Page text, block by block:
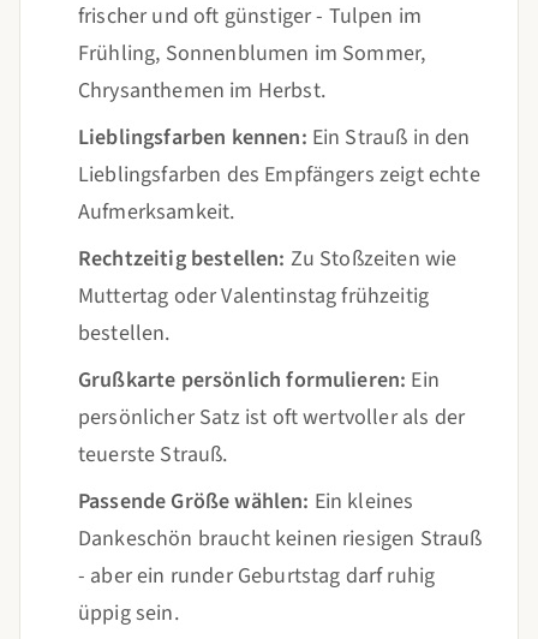
frischer und oft günstiger - Tulpen im
Frühling, Sonnenblumen im Sommer,
Chrysanthemen im Herbst.
Lieblingsfarben kennen: Ein Strauß in den
Lieblingsfarben des Empfängers zeigt echte
Aufmerksamkeit.
Rechtzeitig bestellen: Zu Stoßzeiten wie
Muttertag oder Valentinstag frühzeitig
bestellen.
Grußkarte persönlich formulieren: Ein
persönlicher Satz ist oft wertvoller als der
teuerste Strauß.
Passende Größe wählen: Ein kleines
Dankeschön braucht keinen riesigen Strauß
- aber ein runder Geburtstag darf ruhig
üppig sein.